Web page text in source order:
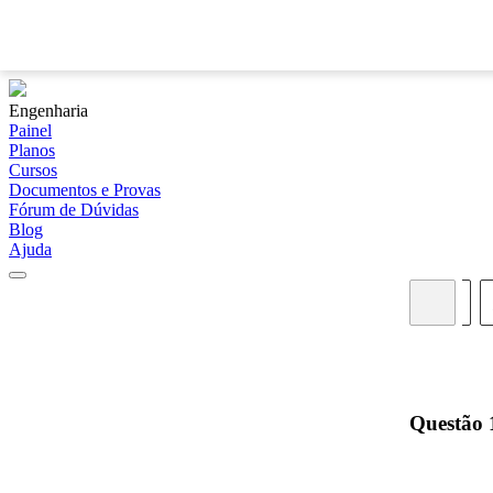
Engenharia
Painel
Planos
Cursos
Documentos e Provas
Fórum de Dúvidas
Blog
Ajuda
Questão